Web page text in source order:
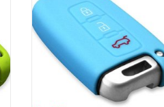
beschermhoesje autosleutel
TOEVOEGEN AAN WINKELWAGEN